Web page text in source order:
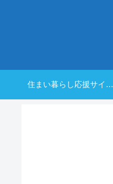
住まい暮らし応援サイト